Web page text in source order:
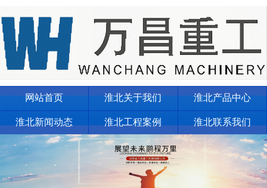
网站首页 淮北关于我们 淮北产品中心
淮北新闻动态 淮北工程案例 淮北联系我们